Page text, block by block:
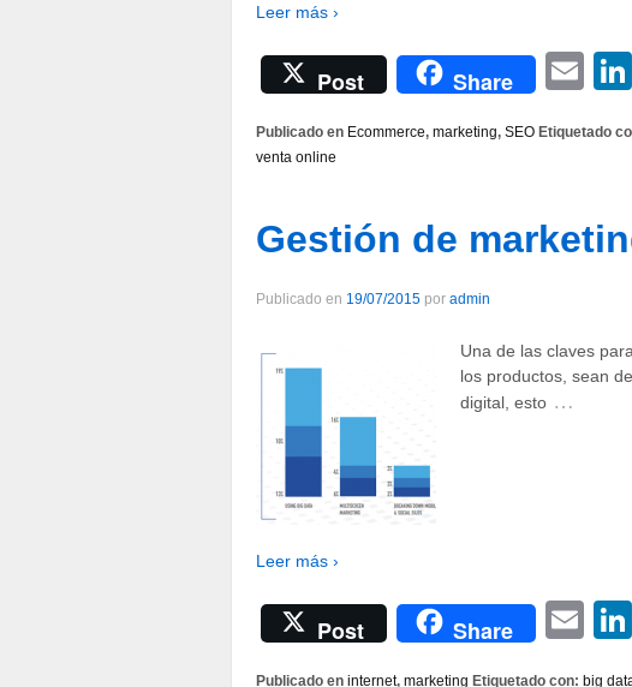
Leer más ›
Post Share
Publicado en Ecommerce, marketing, SEO Etiquetado
venta online
Gestión de
Publicado en 19/07/2015 por admin
Una de las claves
los productos, sean
digital, esto …
Leer más ›
Post Share
Publicado en internet, marketing Etiquetado con: big